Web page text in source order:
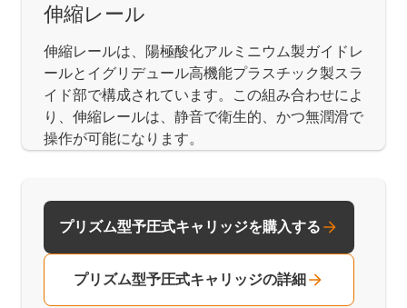
伸縮レール
伸縮レールは、陽極酸化アルミニウム製ガイドレ
ールとイグリデュール高機能プラスチック製スラ
イド部で構成されています。この組み合わせによ
り、伸縮レールは、静音で衛生的、かつ無潤滑で
操作が可能になります。
プリズム型予圧式キャリッジを購入する
プリズム型予圧式キャリッジの詳細